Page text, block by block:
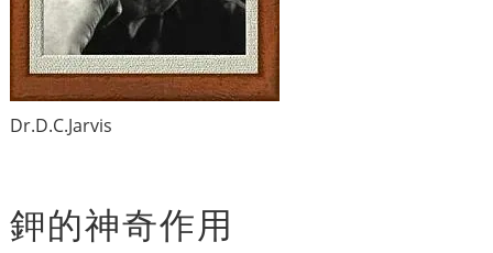
Dr.D.C.Jarvis
鉀的神奇作用